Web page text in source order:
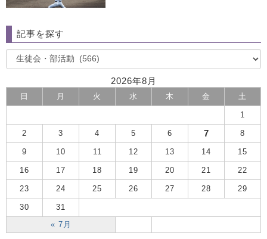
記事を探す
2026年8月
日 月 火 水 木 金 土
« 7月
1
2 3 4 5 6 7 8
9 10 11 12 13 14 15
16 17 18 19 20 21 22
23 24 25 26 27 28 29
30 31